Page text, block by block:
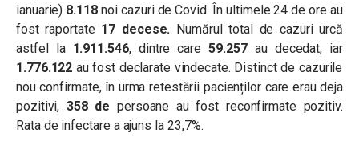
ianuarie) 8.118noi cazuri de Covid. În ultimele 24 de ore au
fost raportate 17 decese. Numărul total de cazuri urcă
astfel la1.911.546, dintre care 59.257 au decedat, iar
1.776.122 au fost declarate vindecate. Distinct de cazurile
nou confirmate, în urma retestării pacienților care erau deja
pozitivi, 358 de persoane au fost reconfirmate pozitiv.
Rata de infectare a ajuns la 23,7%.